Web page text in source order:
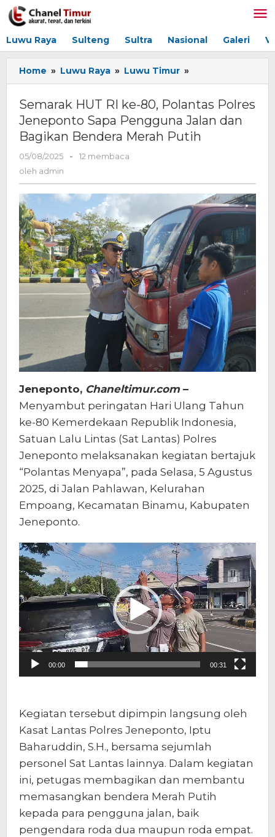
Lewati
ke
Luwu Raya Sulteng Sultra Nasional Galeri
Home » Luwu Raya » Luwu Timur »
HUT
ke-
80,
Polantas
Pengguna
Jalan
dan
Bagikan
Bendera
Merah
Putih
Semarak HUT RI ke-80, Polantas Polres
Jeneponto Sapa Pengguna Jalan dan
Bagikan Bendera Merah Putih
05/08/2025
oleh
-
12 membaca
oleh admin
Jeneponto, Chaneltimur.com–
Menyambut peringatan Hari Ulang Tahun
ke-80 Kemerdekaan Republik Indonesia,
Satuan Lalu Lintas (Sat Lantas) Polres
Jeneponto melaksanakan kegiatan bertajuk
“Polantas Menyapa”, pada Selasa, 5 Agustus
2025, di Jalan Pahlawan, Kelurahan
Empoang, Kecamatan Binamu, Kabupaten
Jeneponto.
Pemutar
Video
00:00 00:31
Kegiatan tersebut dipimpin langsung oleh
Kasat Lantas Polres Jeneponto, Iptu
Baharuddin, S.H., bersama sejumlah
personel Sat Lantas lainnya. Dalam kegiatan
ini, petugas membagikan dan membantu
memasangkan bendera Merah Putih
kepada para pengguna jalan, baik
pengendara roda dua maupun roda empat.